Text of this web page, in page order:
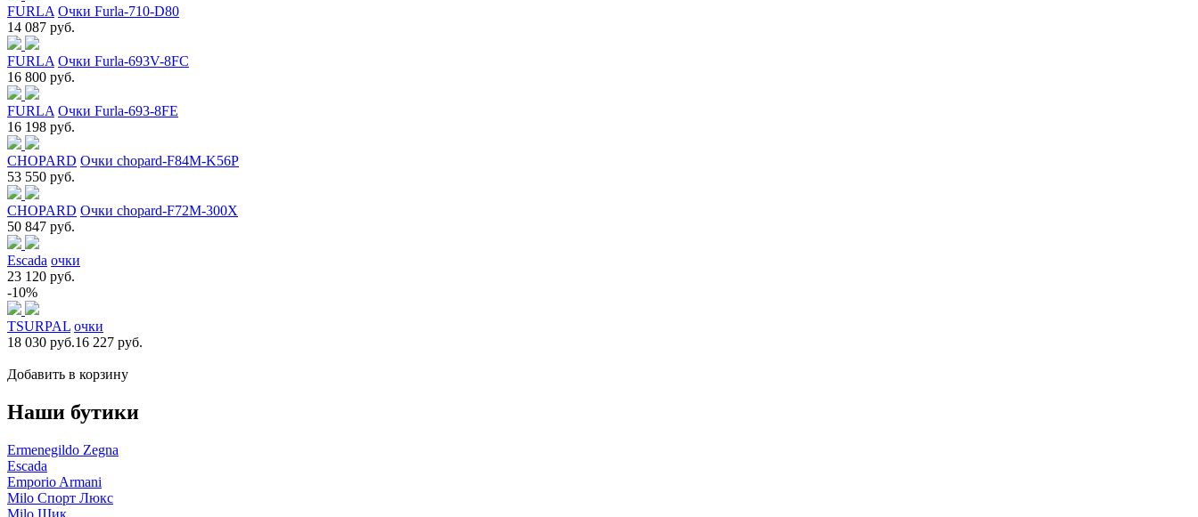
FURLA Очки Furla-710-D80
14 087 руб.
FURLA Очки Furla-693V-8FC
16 800 руб.
FURLA Очки Furla-693-8FE
16 198 руб.
CHOPARD Очки chopard-F84M-K56P
53 550 руб.
CHOPARD Очки chopard-F72M-300X
50 847 руб.
Escada очки
23 120 руб.
-10%
TSURPAL очки
18 030 руб.16 227 руб.
Добавить в корзину
Наши бутики
Ermenegildo Zegna
Escada
Emporio Armani
Milo Спорт Люкс
Milo Шик